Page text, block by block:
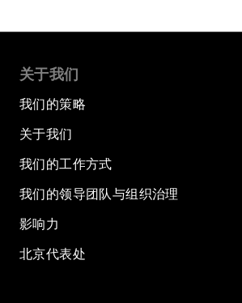
关于我们
我们的策略
关于我们
我们的工作方式
我们的领导团队与组织治理
影响力
北京代表处